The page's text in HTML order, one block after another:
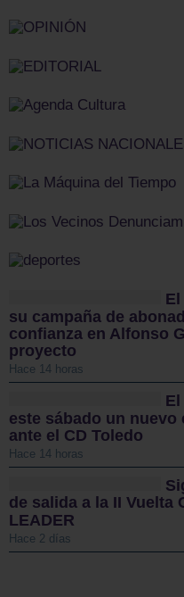
su campaña de
confianza en Alfonso
proyecto
Hace 14 horas
este sábado un nuevo
ante el CD Toledo
Hace 14 horas
de salida a la II Vuelta
LEADER
Hace 2 días